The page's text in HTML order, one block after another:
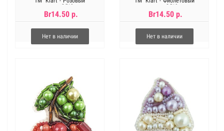
единорог",5*9см
Br14.50 р.
Нет в наличии
единорог",5*9см
Br14.50 р.
Нет в наличии